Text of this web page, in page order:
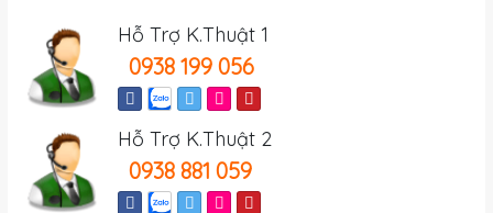
Hỗ Trợ K.Thuật 1
0938 199 056
Hỗ Trợ K.Thuật 2
0938 881 059